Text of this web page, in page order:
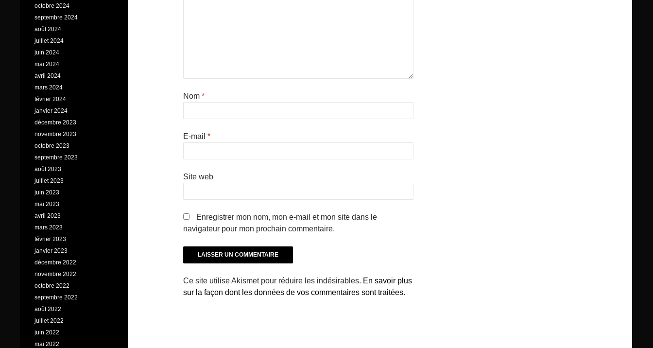
Nom *
E-mail *
Site web
Enregistrer mon nom, mon e-mail et mon site dans le
navigateur pour mon prochain commentaire.
Ce site utilise Akismet pour réduire les indésirables. En savoir plus
sur la façon dont les données de vos commentaires sont traitées.
octobre 2024
septembre 2024
août 2024
juillet 2024
juin 2024
mai 2024
avril 2024
mars 2024
février 2024
janvier 2024
décembre 2023
novembre 2023
octobre 2023
septembre 2023
août 2023
juillet 2023
juin 2023
mai 2023
avril 2023
mars 2023
février 2023
janvier 2023
décembre 2022
novembre 2022
octobre 2022
septembre 2022
août 2022
juillet 2022
juin 2022
mai 2022